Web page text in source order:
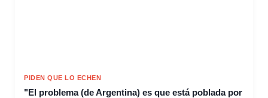
PIDEN QUE LO ECHEN
"El problema (de Argentina) es que está poblada por